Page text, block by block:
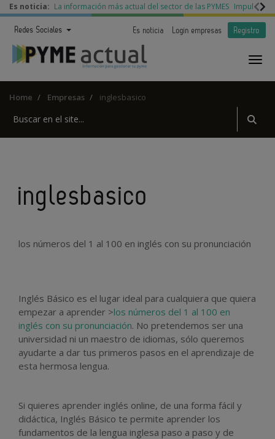
Es noticia: La información más actual del sector de las PYMES Impulso a
Redes Sociales Es noticia Login empresas Registro
Home Empresas inglesbasico
inglesbasico
los números del 1 al 100 en inglés con su pronunciación
Inglés Básico es el lugar ideal para cualquiera que quiera
empezar a aprender >los números del 1 al 100 en
inglés con su pronunciación. No pretendemos ser una
universidad ni un maestro de idiomas, sólo queremos
ayudarte a dar tus primeros pasos en el aprendizaje de
esta hermosa lengua.
Si quieres aprender inglés online, de una forma fácil y
didáctica, Inglés Básico te permite aprender los
fundamentos de la lengua inglesa paso a paso y de